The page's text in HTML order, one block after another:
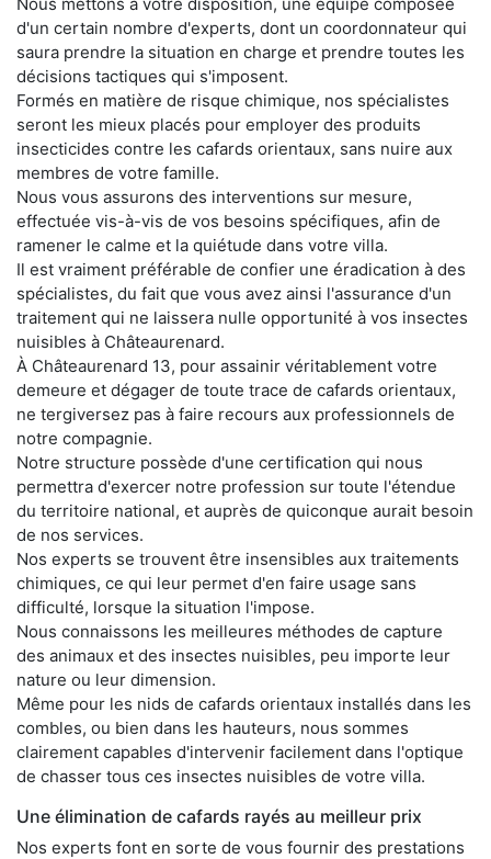
d'un certain nombre d'experts, dont un coordonnateur qui
saura prendre la situation en charge et prendre toutes les
décisions tactiques qui s'imposent.
Formés en matière de risque chimique, nos spécialistes
seront les mieux placés pour employer des produits
insecticides contre les cafards orientaux, sans nuire aux
membres de votre famille.
Nous vous assurons des interventions sur mesure,
effectuée vis-à-vis de vos besoins spécifiques, afin de
ramener le calme et la quiétude dans votre villa.
Il est vraiment préférable de confier une éradication à des
spécialistes, du fait que vous avez ainsi l'assurance d'un
traitement qui ne laissera nulle opportunité à vos insectes
nuisibles à Châteaurenard.
À Châteaurenard 13, pour assainir véritablement votre
demeure et dégager de toute trace de cafards orientaux,
ne tergiversez pas à faire recours aux professionnels de
notre compagnie.
Notre structure possède d'une certification qui nous
permettra d'exercer notre profession sur toute l'étendue
du territoire national, et auprès de quiconque aurait besoin
de nos services.
Nos experts se trouvent être insensibles aux traitements
chimiques, ce qui leur permet d'en faire usage sans
difficulté, lorsque la situation l'impose.
Nous connaissons les meilleures méthodes de capture
des animaux et des insectes nuisibles, peu importe leur
nature ou leur dimension.
Même pour les nids de cafards orientaux installés dans les
combles, ou bien dans les hauteurs, nous sommes
clairement capables d'intervenir facilement dans l'optique
de chasser tous ces insectes nuisibles de votre villa.
Une élimination de cafards rayés au meilleur prix
Nos experts font en sorte de vous fournir des prestations